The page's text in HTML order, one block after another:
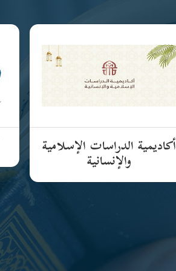
أكاديمية الدراسات الإسلامية
والإنسانية